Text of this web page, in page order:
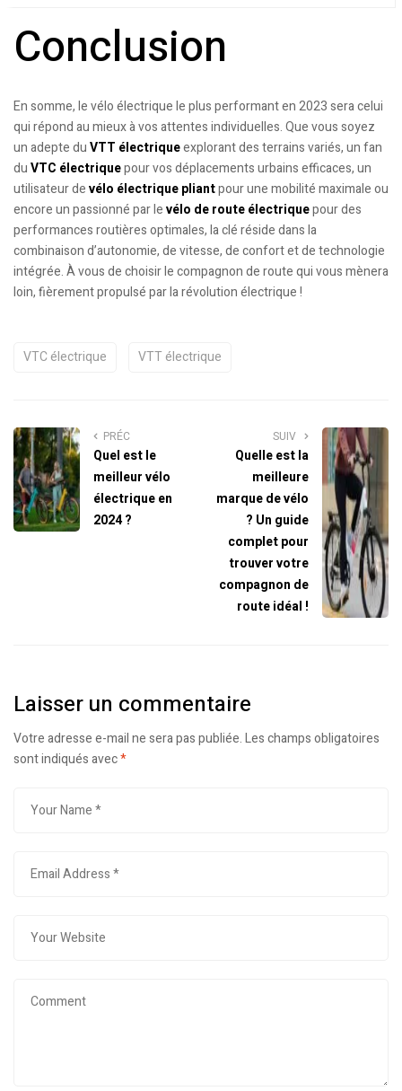
Conclusion
En somme, le vélo électrique le plus performant en 2023 sera celui
qui répond au mieux à vos attentes individuelles. Que vous soyez
un adepte duVTT électriqueexplorant des terrains variés, un fan
duVTC électriquepour vos déplacements urbains efficaces, un
utilisateur devélo électrique pliantpour une mobilité maximale ou
encore un passionné par levélo de route électriquepour des
performances routières optimales, la clé réside dans la
combinaison d’autonomie, de vitesse, de confort et de technologie
intégrée. À vous de choisir le compagnon de route qui vous mènera
loin, fièrement propulsé par la révolution électrique !
VTC électrique VTT électrique
PRÉC
Quel est le
meilleur vélo
électrique en
2024 ?
SUIV
Quelle est la
meilleure
marque de vélo
? Un guide
complet pour
trouver votre
compagnon de
route idéal !
Laisser un commentaire
Votre adresse e-mail ne sera pas publiée.Les champs obligatoires
sont indiqués avec*